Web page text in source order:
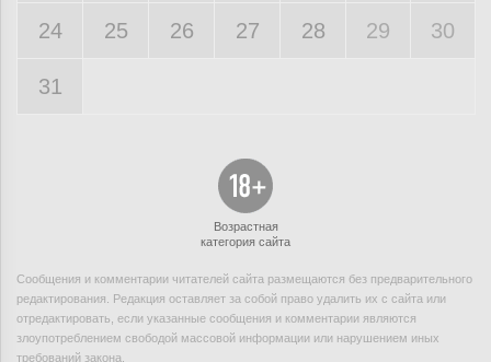
24 25 26 27 28 29 30
31
Возрастная
категория сайта
Сообщения и комментарии читателей сайта размещаются без предварительного
редактирования. Редакция оставляет за собой право удалить их с сайта или
отредактировать, если указанные сообщения и комментарии являются
злоупотреблением свободой массовой информации или нарушением иных
требований закона.